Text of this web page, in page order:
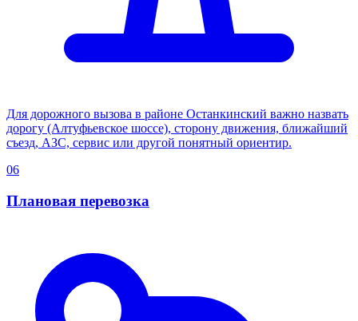
Для дорожного вызова в районе Останкинский важно назвать
дорогу (Алтуфьевское шоссе), сторону движения, ближайший
съезд, АЗС, сервис или другой понятный ориентир.
06
Плановая перевозка